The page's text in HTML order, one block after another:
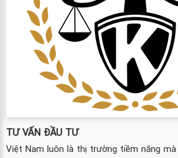
TƯ VẤN ĐẦU TƯ
Việt Nam luôn là thị trường tiềm năng